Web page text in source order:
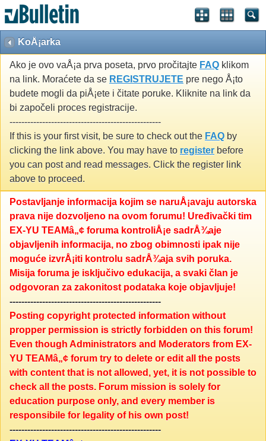
KoÅ¡arka
Ako je ovo vaÅ¡a prva poseta, prvo pročitajte FAQ klikom
na link. Moraćete da se REGISTRUJETE pre nego Å¡to
budete mogli da piÅ¡ete i čitate poruke. Kliknite na link da
bi započeli proces registracije.
---------------------------------------------------
If this is your first visit, be sure to check out the FAQ by
clicking the link above. You may have to register before
you can post and read messages. Click the register link
above to proceed.
Postavljanje informacija kojim se naruÅ¡avaju autorska
prava nije dozvoljeno na ovom forumu! Uređivački tim
EX-YU TEAMâ„¢ foruma kontroliÅ¡e sadrÅ¾aje
objavljenih informacija, no zbog obimnosti ipak nije
moguće izvrÅ¡iti kontrolu sadrÅ¾aja svih poruka.
Misija foruma je isključivo edukacija, a svaki član je
odgovoran za zakonitost podataka koje objavljuje!
---------------------------------------------------
Posting copyright protected information without
propper permission is strictly forbidden on this forum!
Even though Administrators and Moderators from EX-
YU TEAMâ„¢ forum try to delete or edit all the posts
with content that is not allowed, yet, it is not possible to
check all the posts. Forum mission is solely for
education purpose only, and every member is
responsibile for legality of his own post!
---------------------------------------------------